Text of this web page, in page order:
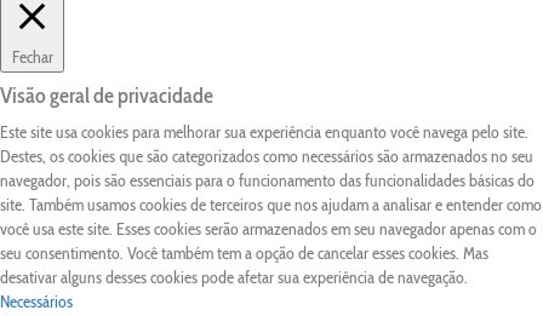
Fechar
Visão geral de privacidade
Este site usa cookies para melhorar sua experiência enquanto você navega pelo site.
Destes, os cookies que são categorizados como necessários são armazenados no seu
navegador, pois são essenciais para o funcionamento das funcionalidades básicas do
site. Também usamos cookies de terceiros que nos ajudam a analisar e entender como
você usa este site. Esses cookies serão armazenados em seu navegador apenas com o
seu consentimento. Você também tem a opção de cancelar esses cookies. Mas
desativar alguns desses cookies pode afetar sua experiência de navegação.
Necessários